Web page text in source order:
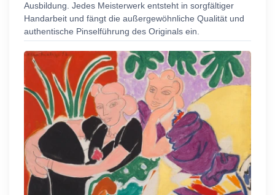
Ausbildung. Jedes Meisterwerk entsteht in sorgfältiger
Handarbeit und fängt die außergewöhnliche Qualität und
authentische Pinselführung des Originals ein.